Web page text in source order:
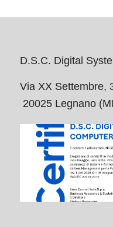
D.S.C. Digital
Via XX Settembre,
20025 Legnano